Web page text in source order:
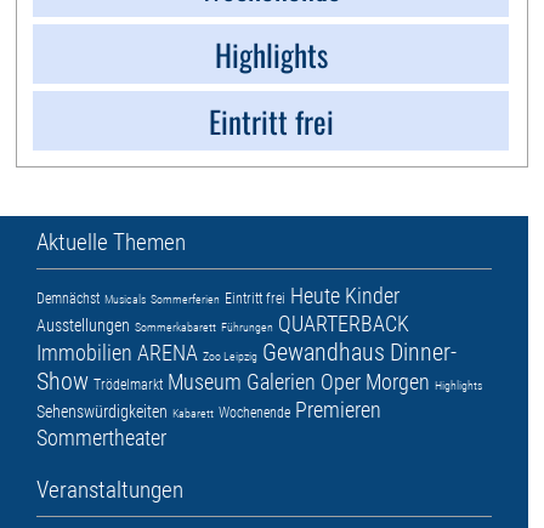
Highlights
Eintritt frei
Aktuelle Themen
Demnächst Musicals Sommerferien Eintritt frei Heute Kinder
Ausstellungen Sommerkabarett Führungen QUARTERBACK
Immobilien ARENA Zoo Leipzig Gewandhaus Dinner-
Show Trödelmarkt Museum Galerien Oper Morgen Highlights
Sehenswürdigkeiten Kabarett Wochenende Premieren
Sommertheater
Veranstaltungen